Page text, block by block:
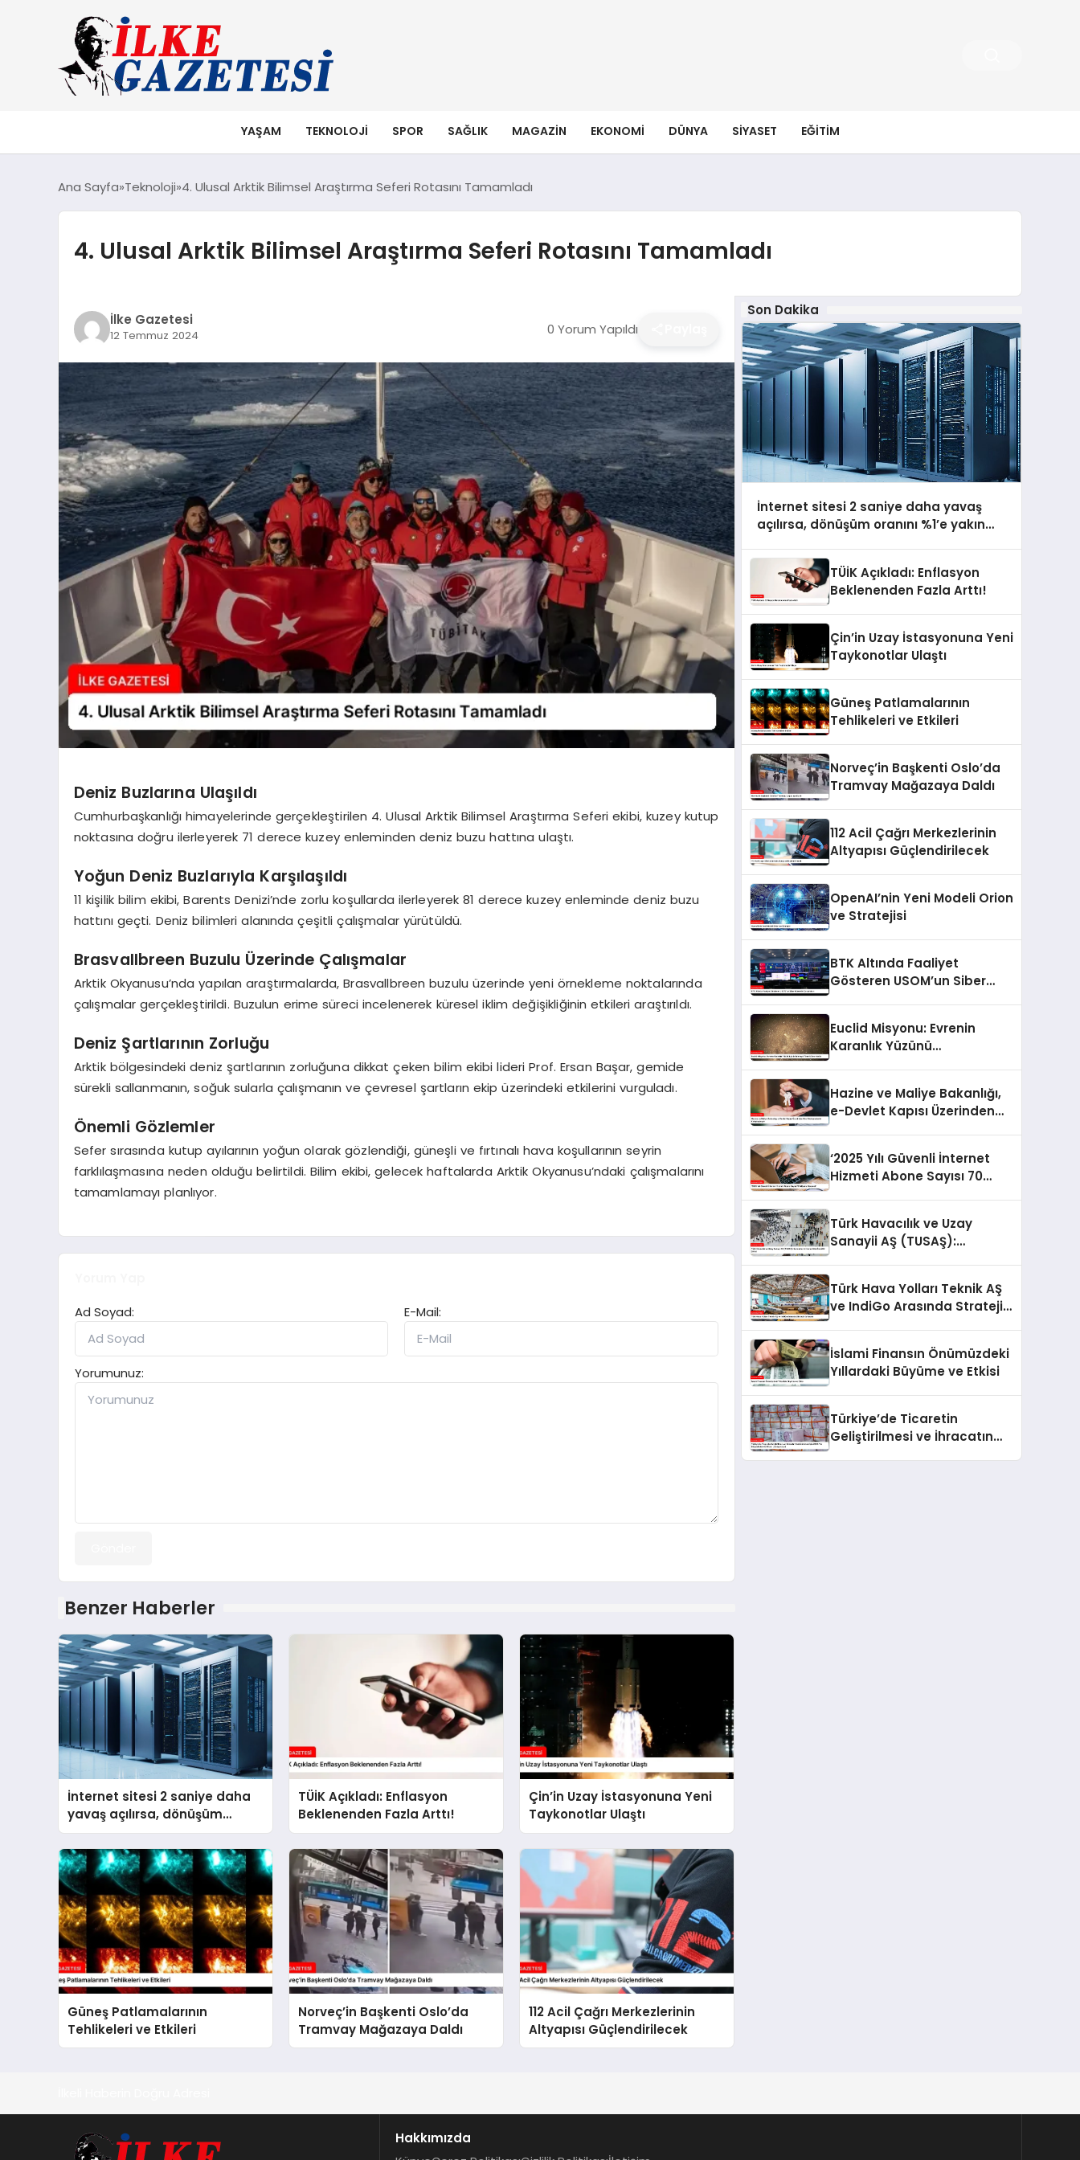
YAŞAM TEKNOLOJI SPOR SAĞLIK MAGAZIN EKONOMI DÜNYA SIYASET EĞITIM
Ana Sayfa Teknoloji 4. Ulusal Arktik Bilimsel Araştırma Seferi Rotasını Tamamladı
4. Ulusal Arktik Bilimsel Araştırma Seferi Rotasını Tamamladı
İlke Gazetesi
12 Temmuz 2024 0 Yorum Yapıldı
Deniz Buzlarına Ulaşıldı
Cumhurbaşkanlığı himayelerinde gerçekleştirilen 4. Ulusal Arktik Bilimsel Araştırma Seferi ekibi, kuzey kutup
noktasına doğru ilerleyerek 71 derece kuzey enleminden deniz buzu hattına ulaştı.
Yoğun Deniz Buzlarıyla Karşılaşıldı
11 kişilik bilim ekibi, Barents Denizi’nde zorlu koşullarda ilerleyerek 81 derece kuzey enleminde deniz buzu
hattını geçti. Deniz bilimleri alanında çeşitli çalışmalar yürütüldü.
Brasvallbreen Buzulu Üzerinde Çalışmalar
Arktik Okyanusu’nda yapılan araştırmalarda, Brasvallbreen buzulu üzerinde yeni örnekleme noktalarında
çalışmalar gerçekleştirildi. Buzulun erime süreci incelenerek küresel iklim değişikliğinin etkileri araştırıldı.
Deniz Şartlarının Zorluğu
Arktik bölgesindeki deniz şartlarının zorluğuna dikkat çeken bilim ekibi lideri Prof. Ersan Başar, gemide
sürekli sallanmanın, soğuk sularla çalışmanın ve çevresel şartların ekip üzerindeki etkilerini vurguladı.
Önemli Gözlemler
Sefer sırasında kutup ayılarının yoğun olarak gözlendiği, güneşli ve fırtınalı hava koşullarının seyrin
farklılaşmasına neden olduğu belirtildi. Bilim ekibi, gelecek haftalarda Arktik Okyanusu’ndaki çalışmalarını
tamamlamayı planlıyor.
Ad Soyad:
E-Mail:
Yorumunuz:
Benzer Haberler
İnternet sitesi 2 saniye daha
yavaş açılırsa, dönüşüm
oranını %1’e yakın azaltıyor
TÜİK Açıkladı: Enflasyon
Beklenenden Fazla Arttı!
Çin’in Uzay İstasyonuna Yeni
Taykonotlar Ulaştı
Güneş Patlamalarının
Tehlikeleri ve Etkileri
Norveç’in Başkenti Oslo’da
Tramvay Mağazaya Daldı
112 Acil Çağrı Merkezlerinin
Altyapısı Güçlendirilecek
Son Dakika
İnternet sitesi 2 saniye daha yavaş
açılırsa, dönüşüm oranını %1’e yakın
TÜİK Açıkladı: Enflasyon
Beklenenden Fazla Arttı!
Çin’in Uzay İstasyonuna Yeni
Taykonotlar Ulaştı
Güneş Patlamalarının
Tehlikeleri ve Etkileri
Norveç’in Başkenti Oslo’da
Tramvay Mağazaya Daldı
112 Acil Çağrı Merkezlerinin
Altyapısı Güçlendirilecek
OpenAI’nin Yeni Modeli Orion
ve Stratejisi
BTK Altında Faaliyet
Gösteren USOM’un Siber
Euclid Misyonu: Evrenin
Karanlık Yüzünü
Hazine ve Maliye Bakanlığı,
e-Devlet Kapısı Üzerinden
‘2025 Yılı Güvenli İnternet
Hizmeti Abone Sayısı 70
Türk Havacılık ve Uzay
Sanayii AŞ (TUSAŞ):
Türk Hava Yolları Teknik AŞ
ve IndiGo Arasında Stratejik
İslami Finansın Önümüzdeki
Yıllardaki Büyüme ve Etkisi
Türkiye’de Ticaretin
Geliştirilmesi ve İhracatın
Hakkımızda